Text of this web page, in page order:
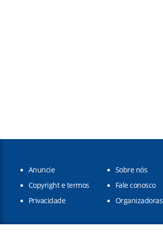
Anuncie
Sobre nós
Copyright e termos
Fale conosco
Privacidade
Organizadoras